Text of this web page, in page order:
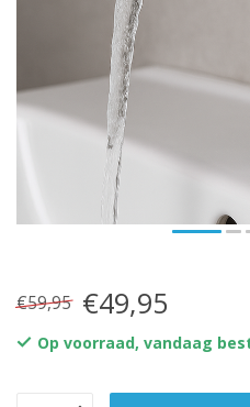
€59,95 €49,95
Op voorraad, vandaag